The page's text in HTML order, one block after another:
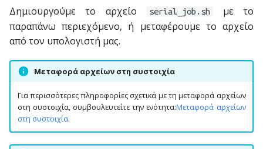
ι
α
χ
Παράλληλος
Προγραμματισμός
Επιστημονικές
Εφαρμογές
Mathematics
Μη επικαιροποιημένες
εφαρμογές (legacy)
Δημιουργούμε το αρχείο serial_job.sh
με το
παραπάνω περιεχόμενο, ή μεταφέρουμε το αρχείο
από τον υπολογιστή μας.
Μεταφορά αρχείων στη συστοιχία
Για περισσότερες πληροφορίες σχετικά με τη μεταφορά αρχείων
στη συστοιχία, συμβουλευτείτε την ενότητα:Μεταφορά αρχείων
στη συστοιχία.